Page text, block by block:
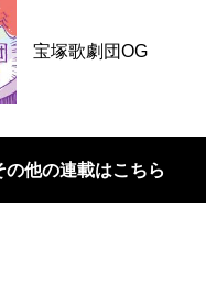
宝塚歌劇団OG
の他の連載はこちら